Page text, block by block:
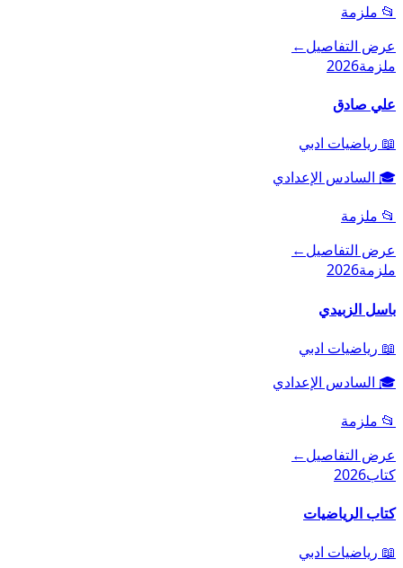
📂 ملزمة
عرض التفاصيل←
ملزمة2026
علي صادق
📖 رياضيات ادبي
🎓 السادس الإعدادي
📂 ملزمة
عرض التفاصيل←
ملزمة2026
باسل الزبيدي
📖 رياضيات ادبي
🎓 السادس الإعدادي
📂 ملزمة
عرض التفاصيل←
كتاب2026
كتاب الرياضيات
📖 رياضيات ادبي